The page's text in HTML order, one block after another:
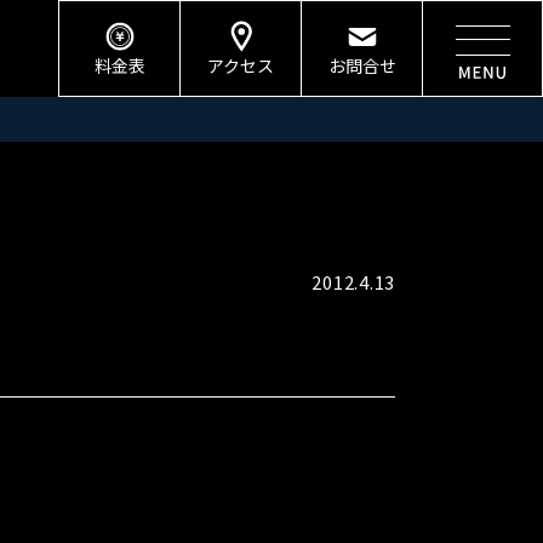
料金表 アクセス お問合せ
2012.4.13